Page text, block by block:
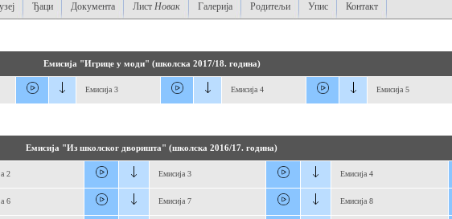
Ђаци Документа Лист Новак Галерија Родитељи Упис Контакт
Емисија "Игрице у моди" (школска 2017/18. година)
Емисија 3 Емисија 4 Емисија 5
Емисија "Из школског дворишта" (школска 2016/17. година)
2 Емисија 3 Емисија 4
6 Емисија 7 Емисија 8